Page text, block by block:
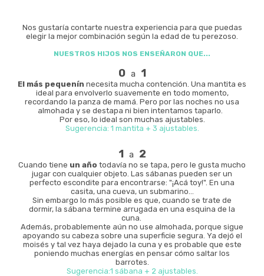
Nos gustaría contarte nuestra experiencia para que puedas
elegir la mejor combinación según la edad de tu perezoso.
NUESTROS HIJOS NOS ENSEÑARON QUE...
0 a 1
El más pequenín necesita mucha contención. Una mantita es
ideal para envolverlo suavemente en todo momento,
recordando la panza de mamá. Pero por las noches no usa
almohada y se destapa ni bien intentamos taparlo.
Por eso, lo ideal son muchas ajustables.
Sugerencia: 1 mantita + 3 ajustables.
1 a 2
Cuando tiene un año todavía no se tapa, pero le gusta mucho
jugar con cualquier objeto. Las sábanas pueden ser un
perfecto escondite para encontrarse: "¡Acá toy!". En una
casita, una cueva, un submarino...
Sin embargo lo más posible es que, cuando se trate de
dormir, la sábana termine arrugada en una esquina de la
cuna.
Además, probablemente aún no use almohada, porque sigue
apoyando su cabeza sobre una superficie segura. Ya dejó el
moisés y tal vez haya dejado la cuna y es probable que este
poniendo muchas energías en pensar cómo saltar los
barrotes.
Sugerencia:1 sábana + 2 ajustables.